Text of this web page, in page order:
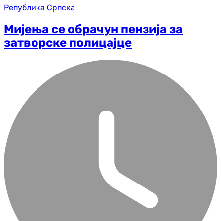
Република Српска
Мијења се обрачун пензија за
затворске полицајце